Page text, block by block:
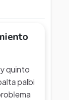
quinto
palbi